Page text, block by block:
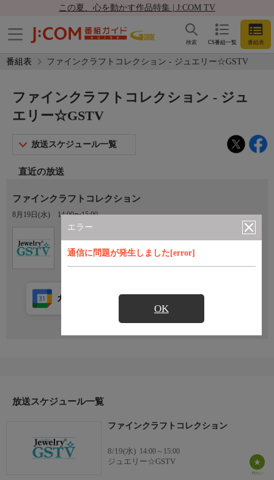
この夏、心を動かす作品特集 | J:COM TV
CS番組一覧 番組表
検索
番組表 ファインクラフトコレクション - ジュエリー☆GSTV
エラー
通信に問題が発生しました[error]
OK
ファインクラフトコレクション - ジュ
エリー☆GSTV
放送スケジュール一覧
直近の放送
ファインクラフトコレクション
8月19日(水) 14:00〜15:00
カレンダー登録 アプリ視聴
放送スケジュール一覧
ファインクラフトコレクション
8/19(水) 14:00～15:00
ジュエリー☆GSTV